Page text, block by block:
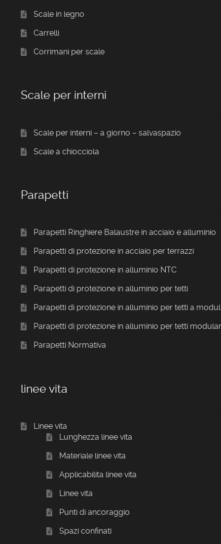
Scale in legno
Carrelli
Corrimani per scale
Scale per interni
Scale per interni – a giorno – salvaspazio
Scale a chiocciola
Parapetti
Parapetti Ringhiere Balaustre in acciaio e alluminio
Parapetti di protezione in acciaio per terrazzi
Parapetti di protezione in alluminio NTC
Parapetti di protezione in alluminio per tetti
Parapetti di protezione in alluminio per tetti a
Parapetti di protezione in alluminio per tetti
Parapetti Normativa
linee vita
Linee vita
Lunghezza linee vita
Materiale linee vita
Applicabilita linee vita
Linee vita
Punti di ancoraggio
Spazi confinati